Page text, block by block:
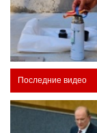
Последние видео